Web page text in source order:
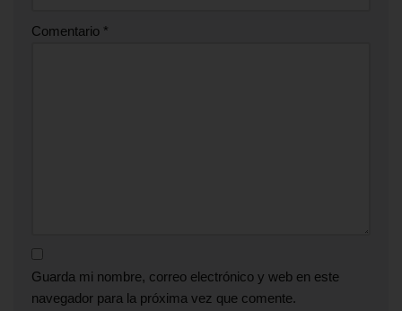
Comentario *
Guarda mi nombre, correo electrónico y web en este
navegador para la próxima vez que comente.